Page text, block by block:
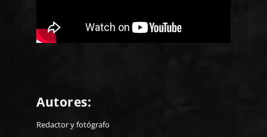
Autores:
Redactor y fotógrafo